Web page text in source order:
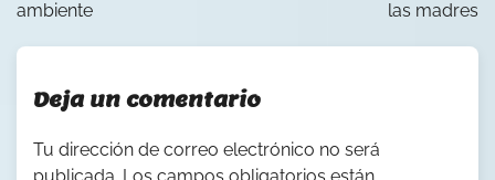
ambiente las madres
Deja un comentario
Tu dirección de correo electrónico no será